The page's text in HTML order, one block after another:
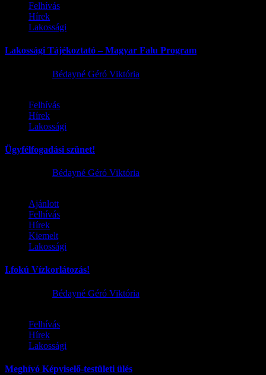
Felhívás
Hírek
Lakossági
Lakossági Tájékoztató – Magyar Falu Program
Bédayné Géró Viktória
Felhívás
Hírek
Lakossági
Ügyfélfogadási szünet!
Bédayné Géró Viktória
Ajánlott
Felhívás
Hírek
Kiemelt
Lakossági
I.fokú Vízkorlátozás!
Bédayné Géró Viktória
Felhívás
Hírek
Lakossági
Meghívó Képviselő-testületi ülés